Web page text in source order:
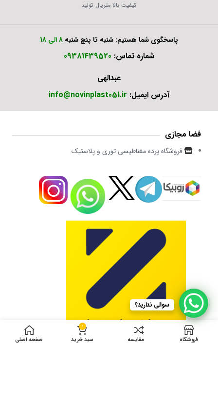
کیفیت بالا متریال تولید
پاسخگوی شما هستیم: شنبه تا پنچ شنبه 8 الی 18
شماره تماس: 09381439520
عبدالهی
آدرس ایمیل: info@novinplast051.ir
فضا مجازی
فروشگاه پرده مغناطیسی توری و پلاستیک
سوالی ندارید؟
فروشگاه مقایسه
0
سبد خرید صفحه اصلی